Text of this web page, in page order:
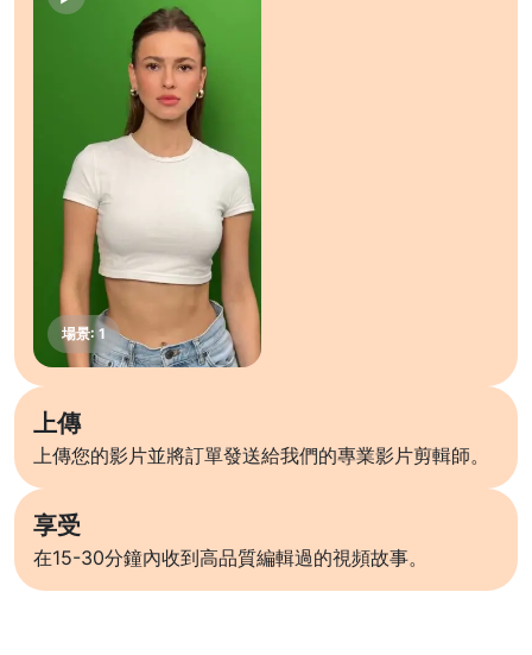
上傳
上傳您的影片並將訂單發送給我們的專業影片剪輯師。
享受
在15-30分鐘內收到高品質編輯過的視頻故事。